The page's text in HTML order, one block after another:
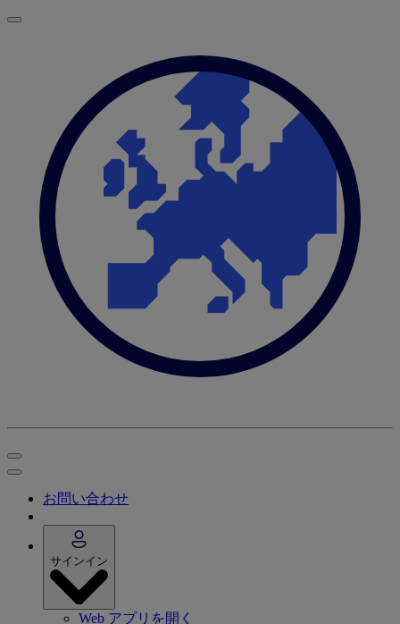
お問い合わせ
サインイン
Web アプリを開く